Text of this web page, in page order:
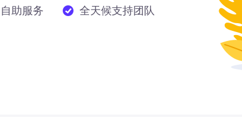
助服务 全天候支持团队